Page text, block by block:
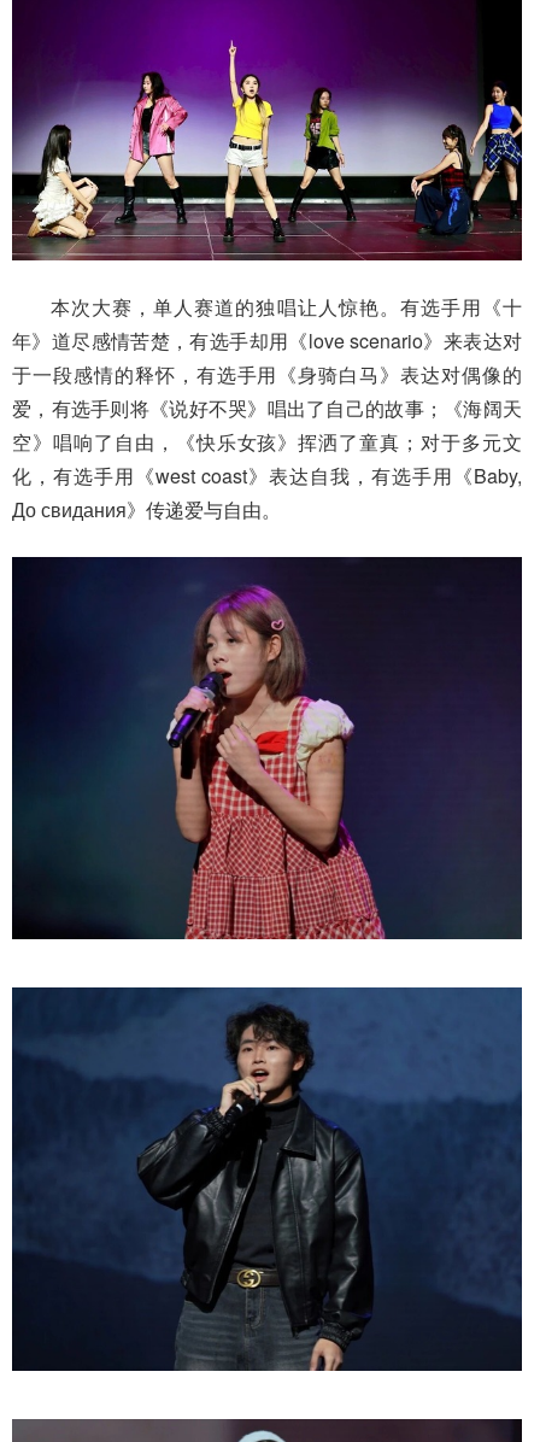
本次大赛，单人赛道的独唱让人惊艳。有选手用《十
年》道尽感情苦楚，有选手却用《love scenario》来表达对
于一段感情的释怀，有选手用《身骑白马》表达对偶像的
爱，有选手则将《说好不哭》唱出了自己的故事；《海阔天
空》唱响了自由，《快乐女孩》挥洒了童真；对于多元文
化，有选手用《west coast》表达自我，有选手用《Baby,
До свидания》传递爱与自由。